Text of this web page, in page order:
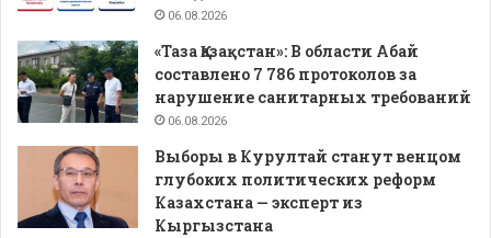
06.08.2026
«Таза Қазақстан»: В области Абай
составлено 7 786 протоколов за
нарушение санитарных требований
06.08.2026
Выборы в Курултай станут венцом
глубоких политических реформ
Казахстана — эксперт из
Кыргызстана